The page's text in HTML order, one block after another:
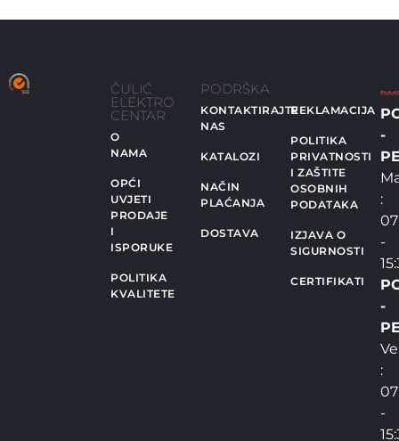
ČULIĆ
ELEKTRO
CENTAR
O
NAMA
OPĆI
UVJETI
PRODAJE
I
ISPORUKE
POLITIKA
KVALITETE
PODRŠKA
KONTAKTIRAJTE
NAS
KATALOZI
NAČIN
PLAĆANJA
DOSTAVA
REKLAMACIJA
POLITIKA
PRIVATNOSTI
I ZAŠTITE
OSOBNIH
PODATAKA
IZJAVA O
SIGURNOSTI
CERTIFIKATI
-
:
-
-
:
-